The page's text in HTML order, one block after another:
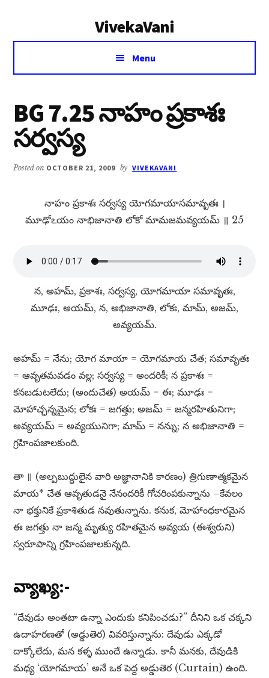
VivekaVani
Voice
Vivekananda
Menu
BG 7.25 నాహం ప్రకాశః
సర్వస్య
Posted on OCTOBER 21, 2009 by VIVEKAVANI
నాహం ప్రకాశః సర్వస్య యోగమాయాసమావృతః ।
మూఢోఽయం నాభిజానాతి లోకో మామజమవ్యయమ్​ ॥ 25
న, అహమ్​, ప్రకాశః, సర్వస్య, యోగమాయా సమావృతః,
మూఢః, అయమ్​, న, అభిజానాతి, లోకః, మామ్​, అజమ్​,
అవ్యయమ్​.
అహమ్​ = నేను; యోగ మాయా = యోగమాయ చేత; సమావృతః
= ఆవృతమవడం వల్ల; సర్వస్య = అందరికీ; న ప్రకాశః =
కనబడుటలేదు; (అందుచేత) అయమ్​ = ఈ; మూఢః =
మోహాచ్ఛన్నమైన; లోకః = జగత్తు; అజమ్​ = జన్మరహితునిగా;
అవ్యయమ్​ = అవ్యయునిగా; మామ్​ = నన్ను; న అభిజానాతి =
గ్రహింపజాలకుంది.
తా ॥ (అల్పబుద్ధులైన వారి అజ్ఞానానికి కారణం) త్రిగుణాత్మకమైన
మాయ* చేత ఆవృతుడనై నేనందరికీ గోచరింపకున్నాను –కేవలం
నా భక్తునికే ప్రకాశితుడ నవుతున్నాను. కనుక, మోహాంధకారమైన
ఈ జగత్తు నా జన్మ మృత్యు రహితమైన అవ్యయ (ఈశ్వరుని)
స్వరూపాన్ని గ్రహింపజాలకున్నది.
వ్యాఖ్య:-
“దేవుడు అంతటా ఉన్నా ఎందుకు కనిపించడు?” దీనిని ఒక చక్కని
ఉదాహరణతో (అడ్డుతెర) వివరిస్తున్నాను: దేవుడు ఎక్కడో
దాక్కోలేదు, మన కళ్ళ ముందే ఉన్నాడు. కానీ మనకు, దేవుడికి
మధ్య ‘యోగమాయ’ అనే ఒక పెద్ద అడ్డుతెర (Curtain) ఉంది.